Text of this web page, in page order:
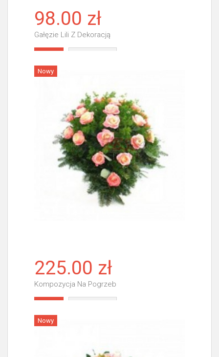
98.00 zł
Gałęzie Lili Z Dekoracją
Nowy
225.00 zł
Kompozycja Na Pogrzeb
Nowy